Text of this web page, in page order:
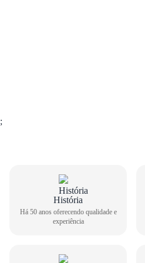
GUIA DE
Tênis Infantil Molekinho
;
História
Há 50 anos oferecendo qualidade e
experiência